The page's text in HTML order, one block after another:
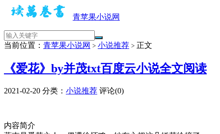
青苹果小说网
当前位置： 青苹果小说网 > 小说推荐 > 正文
《爱花》by并茂txt百度云小说全文阅读
2021-02-20 分类： 小说推荐 评论(0)
内容简介